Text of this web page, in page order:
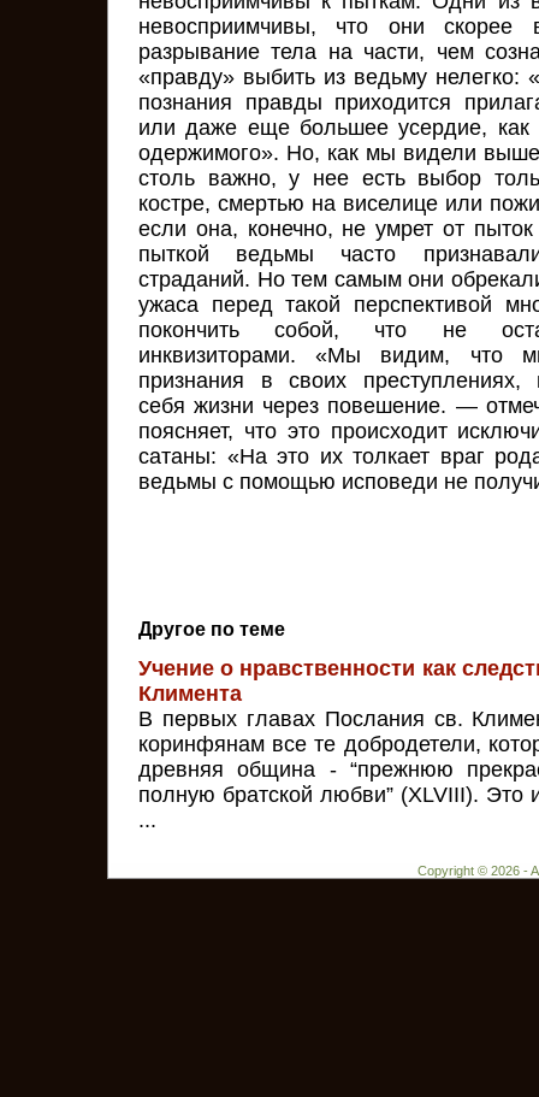
невосприимчивы, что они скорее
разрывание тела на части, чем
«правду» выбить из ведьму нелегко:
познания правды приходится
или даже еще большее усердие, как
одержимого». Но, как мы видели
столь важно, у нее есть выбор
костре, смертью на виселице или
если она, конечно, не умрет от
пыткой ведьмы часто
страданий. Но тем самым они
ужаса перед такой перспективой
покончить собой, что не
инквизиторами. «Мы видим, что
признания в своих
себя жизни через повешение. —
поясняет, что это происходит
сатаны: «На это их толкает враг
ведьмы с помощью исповеди не
Другое по теме
Учение о нравственности как
Климента
В первых главах Послания св.
коринфянам все те добродетели,
древняя община - “прежнюю
полную братской любви” (XLVIII). Это
...
Copyright © 2026 -